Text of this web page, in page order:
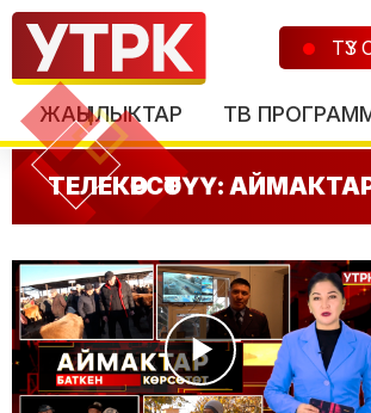
ТҮЗ
ЖАҢЫЛЫКТАР ТВ
ТЕЛЕКӨРСӨТҮҮ: